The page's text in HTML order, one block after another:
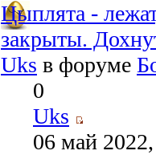
Цыплята -
закрыты.
Uks в форуме
0
Uks
06 май